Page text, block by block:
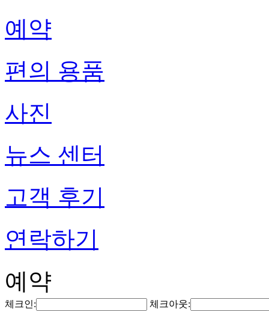
예약
편의 용품
사진
뉴스 센터
고객 후기
연락하기
예약
체크인: 체크아웃: